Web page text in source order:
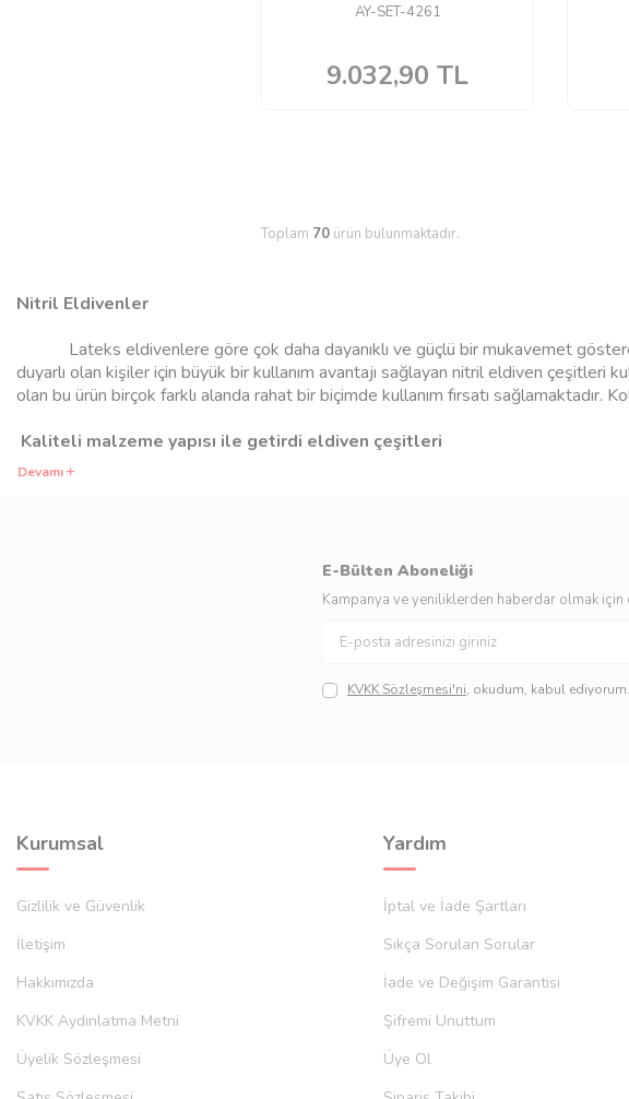
AY-SET-4261
9.032,90 TL
Toplam 70 ürün bulunmaktadır.
Nitril Eldivenler
Lateks eldivenlere göre çok daha dayanıklı ve güçlü bir mukavemet
duyarlı olan kişiler için büyük bir kullanım avantajı sağlayan nitril eldiven çeşitleri
olan bu ürün birçok farklı alanda rahat bir biçimde kullanım fırsatı sağlamaktadır.
Kaliteli malzeme yapısı ile getirdi eldiven çeşitleri
Çok uygun fiyatlar altında satın alabilirsiniz
altında ve tamamen kaliteli bir şekilde satın alabileceğiniz bu ürünleri değişik
Devamı
E-Bülten Aboneliği
Kampanya ve yeniliklerden haberdar olmak
KVKK Sözleşmesi'ni, okudum, kabul ediyorum.
Kurumsal
Gizlilik ve Güvenlik
İletişim
Hakkımızda
KVKK Aydınlatma Metni
Üyelik Sözleşmesi
Yardım
İptal ve İade Şartları
Sıkça Sorulan Sorular
İade ve Değişim Garantisi
Şifremi Unuttum
Üye Ol